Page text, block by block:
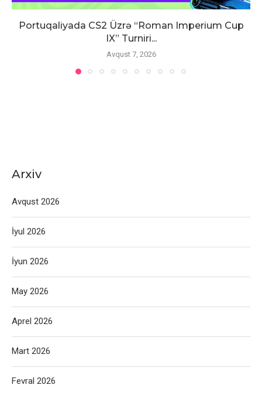
Portuqaliyada CS2 Üzrə “Roman Imperium Cup
IX” Turniri...
Avqust 7, 2026
Arxiv
Avqust 2026
İyul 2026
İyun 2026
May 2026
Aprel 2026
Mart 2026
Fevral 2026